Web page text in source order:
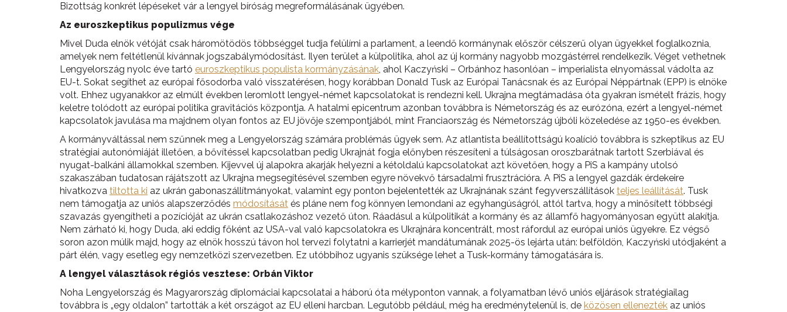
Bizottság konkrét lépéseket vár a lengyel bíróság megreformálásának ügyében.
Az euroszkeptikus populizmus vége
Mivel Duda elnök vétóját csak háromötödös többséggel tudja felülírni a parlament, a leendő kormánynak először célszerű olyan ügyekkel foglalkoznia,
amelyek nem feltétlenül kívánnak jogszabálymódosítást. Ilyen terület a külpolitika, ahol az új kormány nagyobb mozgástérrel rendelkezik. Véget vethetnek
Lengyelország nyolc éve tartó euroszkeptikus populista kormányzásának, ahol Kaczyński – Orbánhoz hasonlóan – imperialista elnyomással vádolta az
EU-t. Sokat segíthet az európai fősodorba való visszatérésen, hogy korábban Donald Tusk az Európai Tanácsnak és az Európai Néppártnak (EPP) is elnöke
volt. Ehhez ugyanakkor az elmúlt években leromlott lengyel-német kapcsolatokat is rendezni kell. Ukrajna megtámadása óta gyakran ismételt frázis, hogy
keletre tolódott az európai politika gravitációs központja. A hatalmi epicentrum azonban továbbra is Németország és az eurózóna, ezért a lengyel-német
kapcsolatok javulása ma majdnem olyan fontos az EU jövője szempontjából, mint Franciaország és Németország újbóli közeledése az 1950-es években.
A kormányváltással nem szűnnek meg a Lengyelország számára problémás ügyek sem. Az atlantista beállítottságú koalíció továbbra is szkeptikus az EU
stratégiai autonómiáját illetően, a bővítéssel kapcsolatban pedig Ukrajnát fogja előnyben részesíteni a túlságosan oroszbarátnak tartott Szerbiával és
nyugat-balkáni államokkal szemben. Kijevvel új alapokra akarják helyezni a kétoldalú kapcsolatokat azt követően, hogy a PiS a kampány utolsó
szakaszában tudatosan rájátszott az Ukrajna megsegítésével szemben egyre növekvő társadalmi frusztrációra. A PiS a lengyel gazdák érdekeire
hivatkozva tiltotta ki az ukrán gabonaszállítmányokat, valamint egy ponton bejelentették az Ukrajnának szánt fegyverszállítások teljes leállítását. Tusk
nem támogatja az uniós alapszerződés módosítását és pláne nem fog könnyen lemondani az egyhangúságról, attól tartva, hogy a minősített többségi
szavazás gyengítheti a pozícióját az ukrán csatlakozáshoz vezető úton. Ráadásul a külpolitikát a kormány és az államfő hagyományosan együtt alakítja.
Nem zárható ki, hogy Duda, aki eddig főként az USA-val való kapcsolatokra es Ukrajnára koncentrált, most ráfordul az európai uniós ügyekre. Ez végső
soron azon múlik majd, hogy az elnök hosszú távon hol tervezi folytatni a karrierjét mandátumának 2025-ös lejárta után: belföldön, Kaczyński utódjaként a
párt élén, vagy esetleg egy nemzetközi szervezetben. Ez utóbbihoz ugyanis szüksége lehet a Tusk-kormány támogatására is.
A lengyel választások régiós vesztese: Orbán Viktor
Noha Lengyelország és Magyarország diplomáciai kapcsolatai a háború óta mélyponton vannak, a folyamatban lévő uniós eljárások stratégiailag
továbbra is „egy oldalon” tartották a két országot az EU elleni harcban. Legutóbb például, még ha eredménytelenül is, de közösen ellenezték az uniós